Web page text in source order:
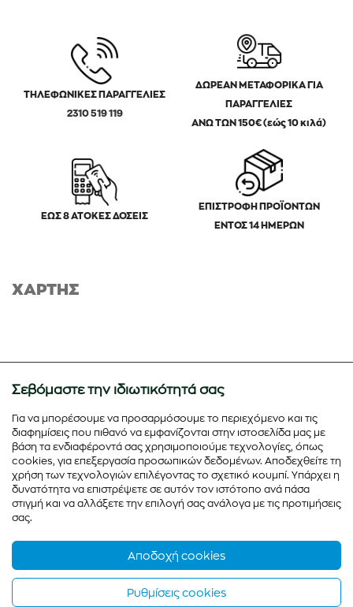
ΤΗΛΕΦΩΝΙΚΕΣ ΠΑΡΑΓΓΕΛΙΕΣ
2310 519 119
ΔΩΡΕΑΝ ΜΕΤΑΦΟΡΙΚΑ ΓΙΑ
ΠΑΡΑΓΓΕΛΙΕΣ
ΑΝΩ ΤΩΝ 150€ (εώς 10 κιλά)
ΕΩΣ 8 ΑΤΟΚΕΣ ΔΟΣΕΙΣ
ΕΠΙΣΤΡΟΦΗ ΠΡΟΪΟΝΤΩΝ
ΕΝΤΟΣ 14 ΗΜΕΡΩΝ
ΧΑΡΤΗΣ
Σεβόμαστε την ιδιωτικότητά σας
Για να μπορέσουμε να προσαρμόσουμε το περιεχόμενο και τις
διαφημίσεις που πιθανό να εμφανίζονται στην ιστοσελίδα μας με
βάση τα ενδιαφέροντά σας χρησιμοποιούμε τεχνολογίες, όπως
cookies, για επεξεργασία προσωπικών δεδομένων. Αποδεχθείτε τη
χρήση των τεχνολογιών επιλέγοντας το σχετικό κουμπί. Υπάρχει η
δυνατότητα να επιστρέψετε σε αυτόν τον ιστότοπο ανά πάσα
στιγμή και να αλλάξετε την επιλογή σας ανάλογα με τις προτιμήσεις
σας.
Αποδοχή cookies
Ρυθμίσεις cookies